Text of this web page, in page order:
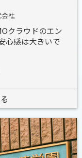
会社
クラウドのエン
心感は大きいで